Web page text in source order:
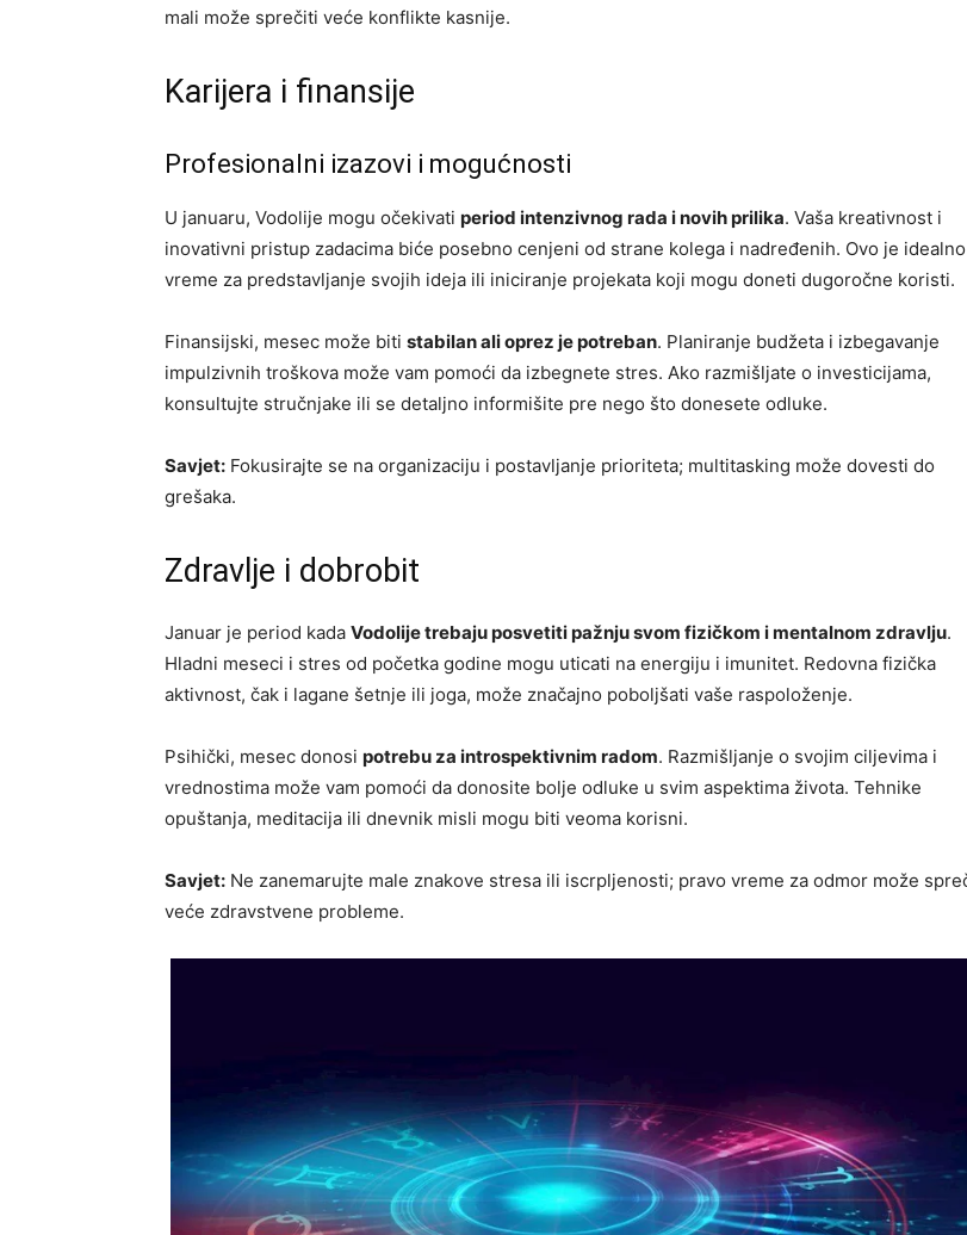
mali može sprečiti veće konflikte kasnije.
Karijera i finansije
Profesionalni izazovi i mogućnosti
U januaru, Vodolije mogu očekivati period intenzivnog rada i novih prilika. Vaša kreativnost i
inovativni pristup zadacima biće posebno cenjeni od strane kolega i nadređenih. Ovo je idealno
vreme za predstavljanje svojih ideja ili iniciranje projekata koji mogu doneti dugoročne koristi.
Finansijski, mesec može biti stabilan ali oprez je potreban. Planiranje budžeta i izbegavanje
impulzivnih troškova može vam pomoći da izbegnete stres. Ako razmišljate o investicijama,
konsultujte stručnjake ili se detaljno informišite pre nego što donesete odluke.
Savjet: Fokusirajte se na organizaciju i postavljanje prioriteta; multitasking može dovesti do
grešaka.
Zdravlje i dobrobit
Januar je period kada Vodolije trebaju posvetiti pažnju svom fizičkom i mentalnom zdravlju.
Hladni meseci i stres od početka godine mogu uticati na energiju i imunitet. Redovna fizička
aktivnost, čak i lagane šetnje ili joga, može značajno poboljšati vaše raspoloženje.
Psihički, mesec donosi potrebu za introspektivnim radom. Razmišljanje o svojim ciljevima i
vrednostima može vam pomoći da donosite bolje odluke u svim aspektima života. Tehnike
opuštanja, meditacija ili dnevnik misli mogu biti veoma korisni.
Savjet: Ne zanemarujte male znakove stresa ili iscrpljenosti; pravo vreme za odmor može
veće zdravstvene probleme.